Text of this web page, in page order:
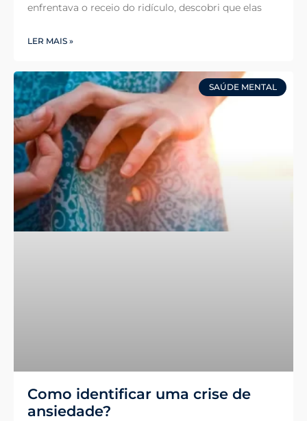
enfrentava o receio do ridículo, descobri que elas
LER MAIS »
SAÚDE MENTAL
Como identificar uma crise de
ansiedade?